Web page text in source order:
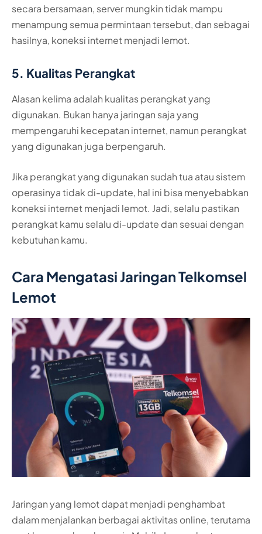
secara bersamaan, server mungkin tidak mampu
menampung semua permintaan tersebut, dan sebagai
hasilnya, koneksi internet menjadi lemot.
5. Kualitas Perangkat
Alasan kelima adalah kualitas perangkat yang
digunakan. Bukan hanya jaringan saja yang
mempengaruhi kecepatan internet, namun perangkat
yang digunakan juga berpengaruh.
Jika perangkat yang digunakan sudah tua atau sistem
operasinya tidak di-update, hal ini bisa menyebabkan
koneksi internet menjadi lemot. Jadi, selalu pastikan
perangkat kamu selalu di-update dan sesuai dengan
kebutuhan kamu.
Cara Mengatasi Jaringan Telkomsel
Lemot
Jaringan yang lemot dapat menjadi penghambat
dalam menjalankan berbagai aktivitas online, terutama